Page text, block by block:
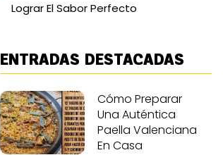
Lograr El Sabor Perfecto
ENTRADAS DESTACADAS
Cómo Preparar
Una Auténtica
Paella Valenciana
En Casa